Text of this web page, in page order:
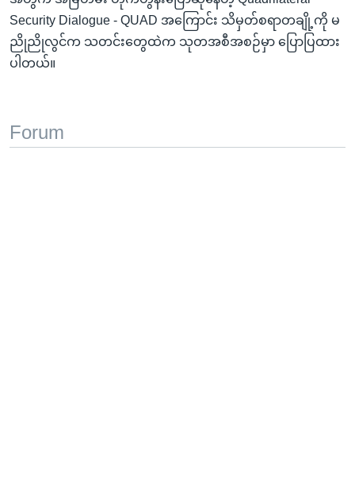
Security Dialogue - QUAD အကြောင်း သိမှတ်စရာတချို့ကို မ
ညိုညိုလွင်က သတင်းတွေထဲက သုတအစီအစဉ်မှာ ပြောပြထား
ပါတယ်။
Forum